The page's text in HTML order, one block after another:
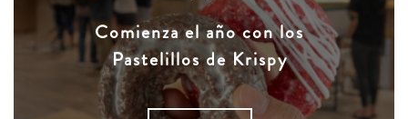
Comienza el año con los
Pastelillos de Krispy